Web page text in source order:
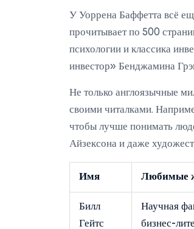
У Уоррена Баффетта всё
прочитывает по 500
психологии и классика
инвестор» Бенджамина
Не только англоязычные
своими читалками.
чтобы лучше понимать
Айзексона и даже
Имя Любимые
Билл
Гейтс
Научная
бизнес-